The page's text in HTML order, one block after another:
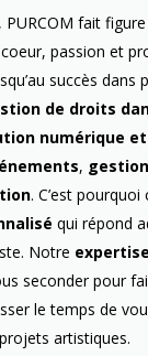
fait
passion et
succès dans
de droits
numérique
,
. C’est pourquoi
qui répond
Notre
seconder pour
le temps de
artistiques.